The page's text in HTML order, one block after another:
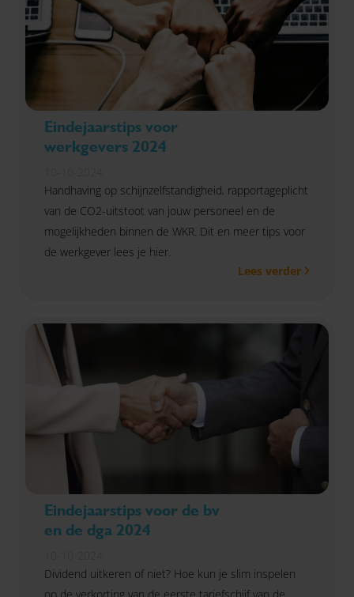
Eindejaarstips voor
werkgevers 2024
Handhaving op schijnzelfstandigheid, rapportageplicht
van de CO2-uitstoot van jouw personeel en de
mogelijkheden binnen de WKR. Dit en meer tips voor
de werkgever lees je hier.
Lees verder
Eindejaarstips voor de bv
en de dga 2024
Dividend uitkeren of niet? Hoe kun je slim inspelen
op de verkorting van de eerste tariefschijf van de